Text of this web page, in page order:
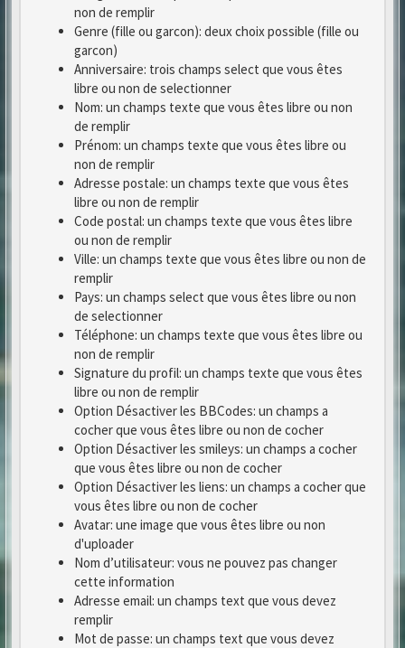
non de remplir
Genre (fille ou garcon): deux choix possible (fille ou
garcon)
Anniversaire: trois champs select que vous êtes
libre ou non de selectionner
Nom: un champs texte que vous êtes libre ou non
de remplir
Prénom: un champs texte que vous êtes libre ou
non de remplir
Adresse postale: un champs texte que vous êtes
libre ou non de remplir
Code postal: un champs texte que vous êtes libre
ou non de remplir
Ville: un champs texte que vous êtes libre ou non de
remplir
Pays: un champs select que vous êtes libre ou non
de selectionner
Téléphone: un champs texte que vous êtes libre ou
non de remplir
Signature du profil: un champs texte que vous êtes
libre ou non de remplir
Option Désactiver les BBCodes: un champs a
cocher que vous êtes libre ou non de cocher
Option Désactiver les smileys: un champs a cocher
que vous êtes libre ou non de cocher
Option Désactiver les liens: un champs a cocher que
vous êtes libre ou non de cocher
Avatar: une image que vous êtes libre ou non
d'uploader
Nom d’utilisateur: vous ne pouvez pas changer
cette information
Adresse email: un champs text que vous devez
remplir
Mot de passe: un champs text que vous devez